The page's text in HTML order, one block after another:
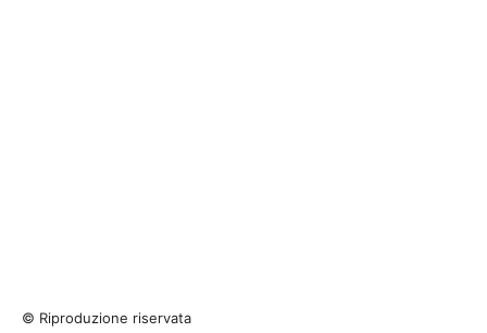
© Riproduzione riservata